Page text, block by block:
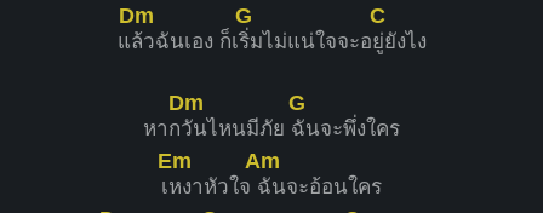
แ
Dm
ล้วฉันเอง ก็เ
G
ริ่มไม่แน่ใจจะอ
C
ยู่ยังไง
หาก
Dm
วันไหนมีภัย
G
ฉันจะพึ่งใคร
เ
Em
หงาหัวใจ
Am
ฉันจะอ้อนใคร